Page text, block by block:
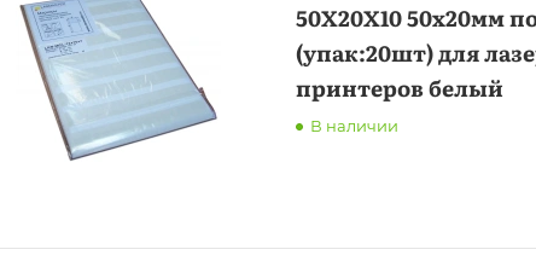
50X20X10 50x20мм
(упак:20шт) для
принтеров белый
В наличии